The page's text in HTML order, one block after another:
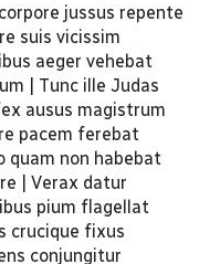
jussus repente
suis vicissim
aeger vehebat
| Tunc ille Judas
ausus magistrum
pacem ferebat
quam non habebat
| Verax datur
pium flagellat
crucique fixus
conjungitur